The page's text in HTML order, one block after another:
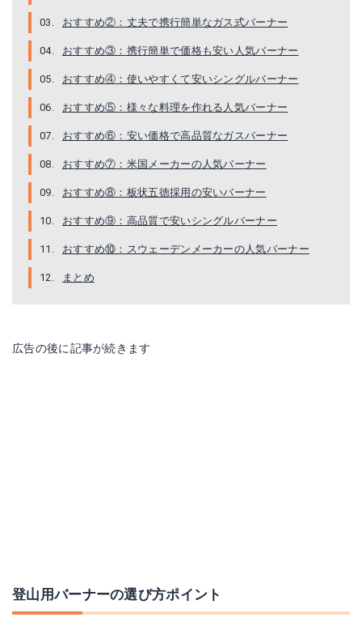
おすすめ②：丈夫で携行簡単なガス式バーナー
おすすめ③：携行簡単で価格も安い人気バーナー
おすすめ④：使いやすくて安いシングルバーナー
おすすめ⑤：様々な料理を作れる人気バーナー
おすすめ⑥：安い価格で高品質なガスバーナー
おすすめ⑦：米国メーカーの人気バーナー
おすすめ⑧：板状五徳採用の安いバーナー
おすすめ⑨：高品質で安いシングルバーナー
おすすめ⑩：スウェーデンメーカーの人気バーナー
まとめ
広告の後に記事が続きます
Amazonで詳細を見る
JETBOIL バーナー マイクロモ CARB
Amazonで詳細を見る
登山用バーナーの選び方ポイント